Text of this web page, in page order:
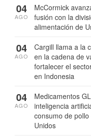
McCormick
fusión con la
alimentación de
04
AGO
Cargill llama a la
en la cadena de
fortalecer el
en Indonesia
04
AGO
Medicamentos
inteligencia
consumo de
Unidos
04
AGO